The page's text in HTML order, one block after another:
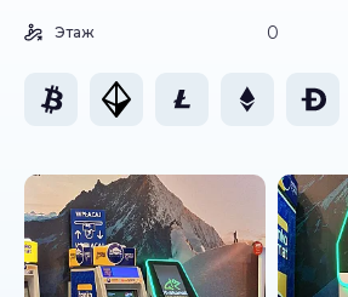
Этаж 0